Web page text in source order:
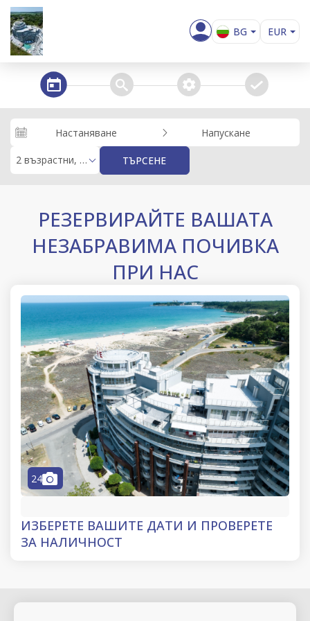
BG
EUR
RON
KZT
steps_calendar search extra_services confirm
Настаняване Напускане
2 възрастни, 0 деца ТЪРСЕНЕ
РЕЗЕРВИРАЙТЕ ВАШАТА
НЕЗАБРАВИМА ПОЧИВКА
ПРИ НАС
24camera
ИЗБЕРЕТЕ ВАШИТЕ ДАТИ И ПРОВЕРЕТЕ
ЗА НАЛИЧНОСТ